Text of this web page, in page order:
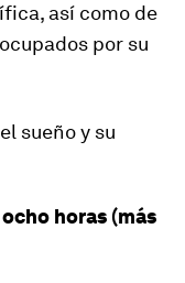
así como de
por su
sueño y su
horas (más